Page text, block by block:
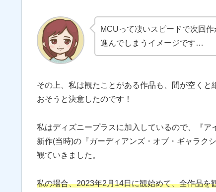
MCUって凄いスピードで次回
進んでしまうイメージです…
その上、私は観たことがある作品も、間が空く
おそうと決意したのです！
私はディズニープラスに加入しているので、『
新作(当時)の『ガーディアンズ・オブ・ギャラ
観ていきました。
私の場合、2023年2月14日に観始めて、全作品を